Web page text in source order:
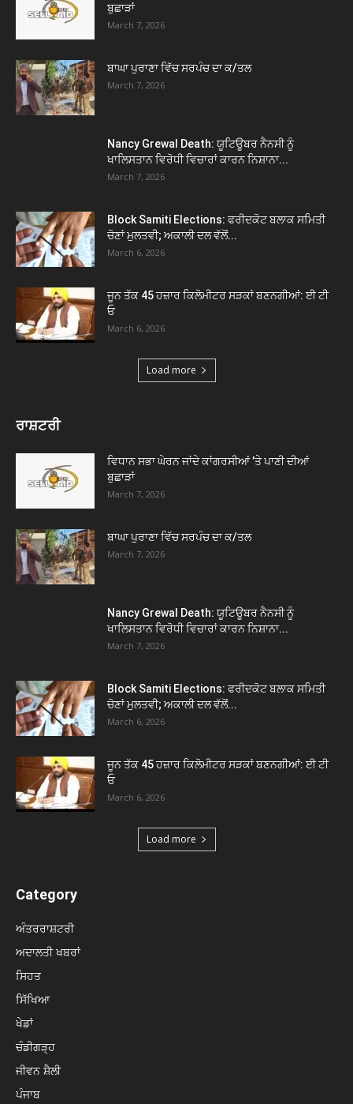
ਬੁਛਾੜਾਂ
March 7, 2026
ਬਾਘਾ ਪੁਰਾਣਾ ਵਿੱਚ ਸਰਪੰਚ ਦਾ ਕ/ਤਲ
March 7, 2026
Nancy Grewal Death: ਯੂਟਿਊਬਰ ਨੈਨਸੀ ਨੂੰ
ਖਾਲਿਸਤਾਨ ਵਿਰੋਧੀ ਵਿਚਾਰਾਂ ਕਾਰਨ ਨਿਸ਼ਾਨਾ...
March 7, 2026
Block Samiti Elections: ਫਰੀਦਕੋਟ ਬਲਾਕ ਸਮਿਤੀ
ਚੋਣਾਂ ਮੁਲਤਵੀ; ਅਕਾਲੀ ਦਲ ਵੱਲੋਂ...
March 6, 2026
ਜੂਨ ਤੱਕ 45 ਹਜ਼ਾਰ ਕਿਲੋਮੀਟਰ ਸੜਕਾਂ ਬਣਨਗੀਆਂ: ਈ ਟੀ
ਓ
March 6, 2026
Load more
ਰਾਸ਼ਟਰੀ
ਵਿਧਾਨ ਸਭਾ ਘੇਰਨ ਜਾਂਦੇ ਕਾਂਗਰਸੀਆਂ ’ਤੇ ਪਾਣੀ ਦੀਆਂ
ਬੁਛਾੜਾਂ
March 7, 2026
ਬਾਘਾ ਪੁਰਾਣਾ ਵਿੱਚ ਸਰਪੰਚ ਦਾ ਕ/ਤਲ
March 7, 2026
Nancy Grewal Death: ਯੂਟਿਊਬਰ ਨੈਨਸੀ ਨੂੰ
ਖਾਲਿਸਤਾਨ ਵਿਰੋਧੀ ਵਿਚਾਰਾਂ ਕਾਰਨ ਨਿਸ਼ਾਨਾ...
March 7, 2026
Block Samiti Elections: ਫਰੀਦਕੋਟ ਬਲਾਕ ਸਮਿਤੀ
ਚੋਣਾਂ ਮੁਲਤਵੀ; ਅਕਾਲੀ ਦਲ ਵੱਲੋਂ...
March 6, 2026
ਜੂਨ ਤੱਕ 45 ਹਜ਼ਾਰ ਕਿਲੋਮੀਟਰ ਸੜਕਾਂ ਬਣਨਗੀਆਂ: ਈ ਟੀ
ਓ
March 6, 2026
Load more
Category
ਅੰਤਰਰਾਸ਼ਟਰੀ
ਅਦਾਲਤੀ ਖਬਰਾਂ
ਸਿਹਤ
ਸਿੱਖਿਆ
ਖੇਡਾਂ
ਚੰਡੀਗੜ੍ਹ
ਜੀਵਨ ਸ਼ੈਲੀ
ਪੰਜਾਬ